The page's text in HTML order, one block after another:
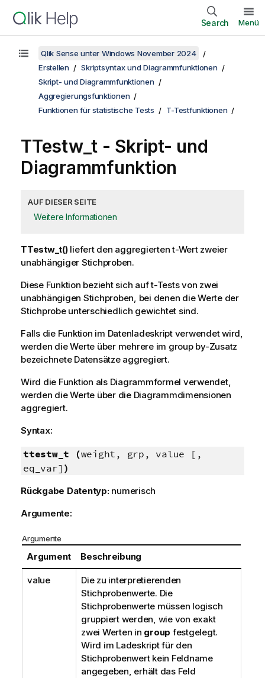
Search Menü
Qlik Sense unter Windows November 2024
Erstellen
Skriptsyntax und Diagrammfunktionen
Skript- und Diagrammfunktionen
Aggregierungsfunktionen
Funktionen für statistische Tests
T-Testfunktionen
TTestw_t - Skript- und
Diagrammfunktion
AUF DIESER SEITE
Weitere Informationen
TTestw_t()liefert den aggregierten t-Wert zweier
unabhängiger Stichproben.
Diese Funktion bezieht sich auf t-Tests von zwei
unabhängigen Stichproben, bei denen die Werte der
Stichprobe unterschiedlich gewichtet sind.
Falls die Funktion im Datenladeskript verwendet wird,
werden die Werte über mehrere im group by-Zusatz
bezeichnete Datensätze aggregiert.
Wird die Funktion als Diagrammformel verwendet,
werden die Werte über die Diagrammdimensionen
aggregiert.
Syntax:
ttestw_t (weight, grp, value [,
eq_var] )
Rückgabe Datentyp: numerisch
Argumente:
Argumente
Argument Beschreibung
value
Die zu interpretierenden
Stichprobenwerte. Die
Stichprobenwerte müssen logisch
gruppiert werden, wie von exakt
zwei Werten in group festgelegt.
Wird im Ladeskript für den
Stichprobenwert kein Feldname
angegeben, erhält das Feld